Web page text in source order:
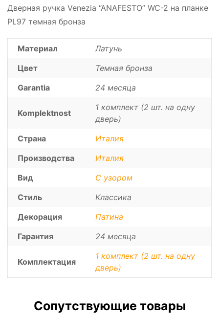
Дверная ручка Venezia “ANAFESTO” WC-2 на планке
PL97 темная бронза
Материал
Латунь
Цвет
Темная бронза
Garantia
24 месяца
Komplektnost
1 комплект (2 шт. на одну
дверь)
Страна
Италия
Производства
Италия
Вид
С узором
Стиль
Классика
Декорация
Патина
Гарантия
24 месяца
Комплектация
1 комплект (2 шт. на одну
дверь)
Сопутствующие товары